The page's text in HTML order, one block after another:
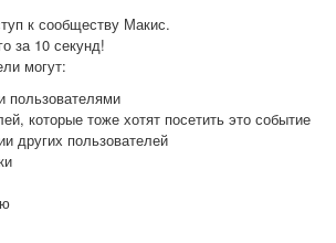
к сообществу Макис.
за 10 секунд!
могут:
пользователями
которые тоже хотят посетить это событие
других пользователей